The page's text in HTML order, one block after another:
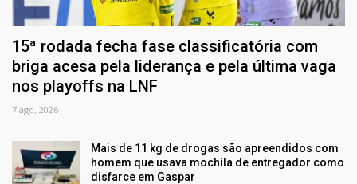
15ª rodada fecha fase classificatória com
briga acesa pela liderança e pela última vaga
nos playoffs na LNF
7 ago, 2026
Mais de 11 kg de drogas são apreendidos com
homem que usava mochila de entregador como
disfarce em Gaspar